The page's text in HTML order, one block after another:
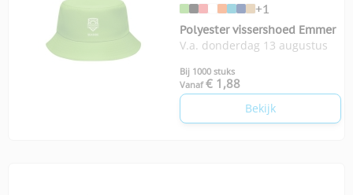
+1
Polyester vissershoed Emmer
V.a. donderdag 13 augustus
Bij 1000 stuks
Vanaf € 1,88
Bekijk